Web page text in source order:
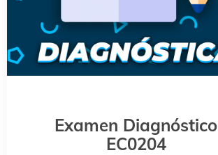
Examen Diagnóstico
EC0204